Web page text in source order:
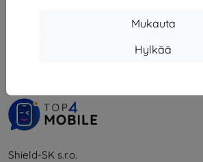
Mukauta
Hylkää
Shield-SK s.r.o.